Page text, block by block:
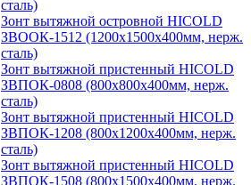
сталь)
Зонт вытяжной островной HICOLD
ЗВООК-1512 (1200х1500х400мм, нерж.
сталь)
Зонт вытяжной пристенный HICOLD
ЗВПОК-0808 (800х800х400мм, нерж.
сталь)
Зонт вытяжной пристенный HICOLD
ЗВПОК-1208 (800х1200х400мм, нерж.
сталь)
Зонт вытяжной пристенный HICOLD
ЗВПОК-1508 (800х1500х400мм, нерж.